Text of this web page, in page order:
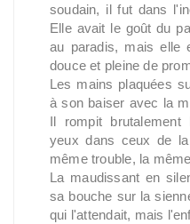
soudain, il fut dans
Elle avait le goût du
au paradis, mais elle
douce et pleine de
Les mains plaquées
à son baiser avec la
Il rompit brutalement
yeux dans ceux de
même trouble, la
La maudissant en
sa bouche sur la
qui l'attendait, mais